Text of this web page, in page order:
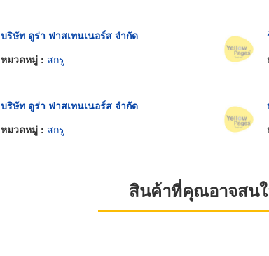
บริษัท ดูร่า ฟาสเทนเนอร์ส จำกัด
หมวดหมู่ : สกรู
บริษัท ดูร่า ฟาสเทนเนอร์ส จำกัด
หมวดหมู่ : สกรู
สินค้าที่คุณอาจสน